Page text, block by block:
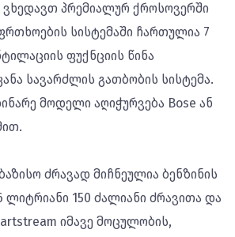
ვხედავთ პრემიალურ ქროსოვერში
სისტემაში ჩართულია 7
ფუქნციის წინა
სავარძლის გათბობის სისტემა.
მოდელი აღიჭურვება Bose ან
ძრავად მიჩნეულია ბენზინის
ლიტრიანი 150 ძალიანი ძრავითა და
იმავე მოცულობის,